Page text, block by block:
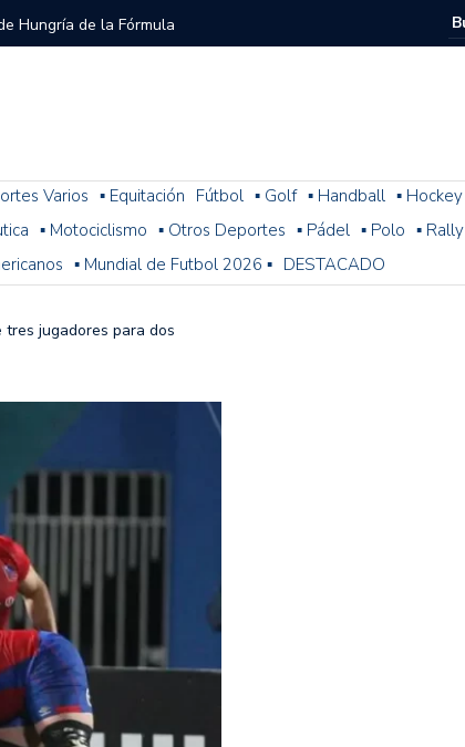
Hungría de la Fórmula
no cobraron en el
sigue la fecha 1
práctica para el
el GP de Hungría
para siempre
16 años: del orgullo
de Paredes: una
regreso de Diego
Varios ▪ Equitación Fútbol ▪ Golf ▪ Handball ▪ Hockey
▪ Motociclismo ▪ Otros Deportes ▪ Pádel ▪ Polo ▪ Rally
▪ Mundial de Futbol 2026 ▪ DESTACADO
tres jugadores para dos